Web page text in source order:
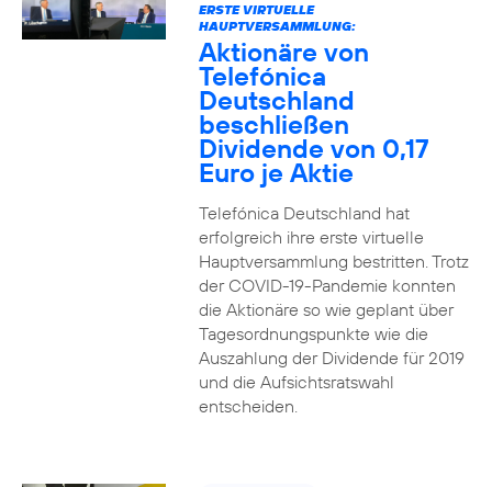
ERSTE VIRTUELLE
HAUPTVERSAMMLUNG:
Aktionäre von
Telefónica
Deutschland
beschließen
Dividende von 0,17
Euro je Aktie
Telefónica Deutschland hat
erfolgreich ihre erste virtuelle
Hauptversammlung bestritten. Trotz
der COVID-19-Pandemie konnten
die Aktionäre so wie geplant über
Tagesordnungspunkte wie die
Auszahlung der Dividende für 2019
und die Aufsichtsratswahl
entscheiden.